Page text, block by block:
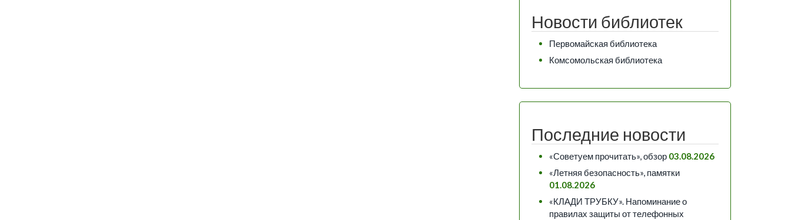
Новости библиотек
Первомайская библиотека
Комсомольская библиотека
Последние новости
«Советуем прочитать», обзор 03.08.2026
«Летняя безопасность», памятки
01.08.2026
«КЛАДИ ТРУБКУ». Напоминание о
правилах защиты от телефонных